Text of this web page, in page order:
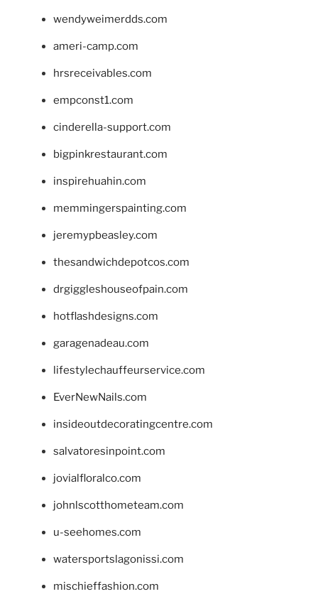
wendyweimerdds.com
ameri-camp.com
hrsreceivables.com
empconst1.com
cinderella-support.com
bigpinkrestaurant.com
inspirehuahin.com
memmingerspainting.com
jeremypbeasley.com
thesandwichdepotcos.com
drgiggleshouseofpain.com
hotflashdesigns.com
garagenadeau.com
lifestylechauffeurservice.com
EverNewNails.com
insideoutdecoratingcentre.com
salvatoresinpoint.com
jovialfloralco.com
johnlscotthometeam.com
u-seehomes.com
watersportslagonissi.com
mischieffashion.com